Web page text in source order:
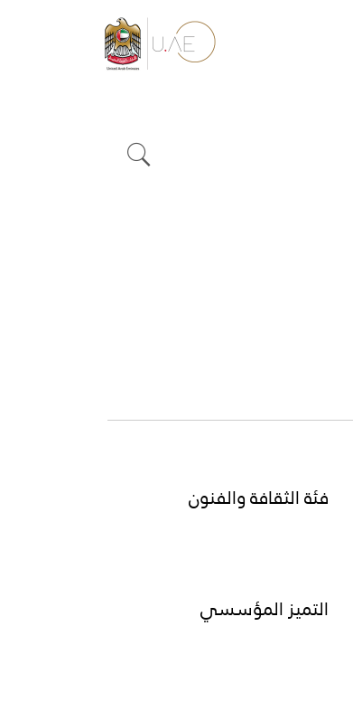
فئة الثقافة والفنون
التميز المؤسسي